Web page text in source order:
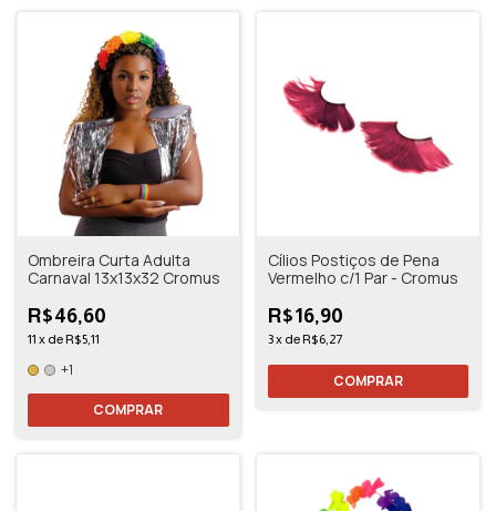
Ombreira Curta Adulta
Carnaval 13x13x32 Cromus
R$46,60
11 x de R$5,11
+1
COMPRAR
Cílios Postiços de Pena
Vermelho c/1 Par - Cromus
R$16,90
3x de R$6,27